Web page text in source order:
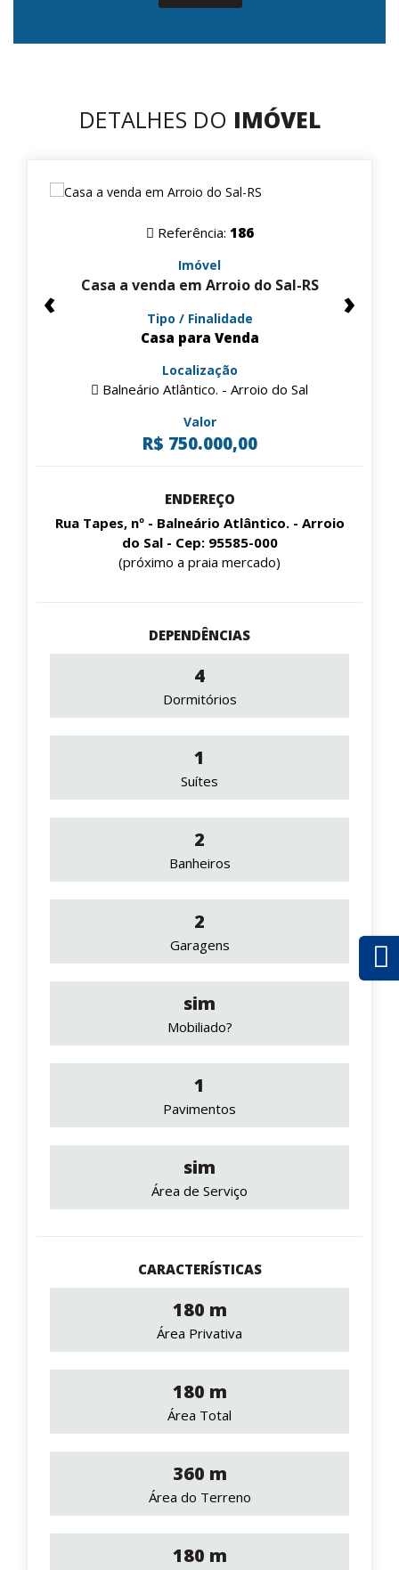
DETALHES DO IMÓVEL
‹ ›
Referência: 186
Imóvel
Casa a venda em Arroio do Sal-RS
Tipo / Finalidade
Casa para Venda
Localização
Balneário Atlântico. - Arroio do Sal
Valor
R$ 750.000,00
ENDEREÇO
Rua Tapes, nº - Balneário Atlântico. - Arroio
do Sal - Cep: 95585-000
(próximo a praia mercado)
DEPENDÊNCIAS
4
Dormitórios
1
Suítes
2
Banheiros
2
Garagens
sim
Mobiliado?
1
Pavimentos
sim
Área de Serviço
CARACTERÍSTICAS
180 m
Área Privativa
180 m
Área Total
360 m
Área do Terreno
180 m